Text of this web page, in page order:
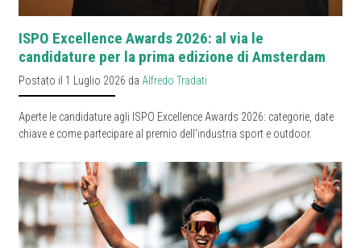
ISPO Excellence Awards 2026: al via le
candidature per la prima edizione di Amsterdam
Postato il 1 Luglio 2026 da Alfredo Tradati
Aperte le candidature agli ISPO Excellence Awards 2026: categorie, date
chiave e come partecipare al premio dell'industria sport e outdoor.